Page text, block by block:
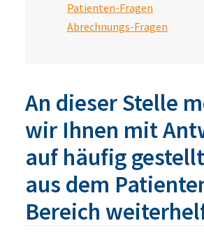
Patienten-Fragen
Abrechnungs-Fragen
An dieser Stelle
wir Ihnen mit
auf häufig
aus dem
Bereich